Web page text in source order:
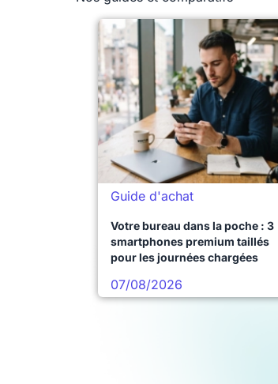
Guide d'achat
Votre bureau dans la poche : 3
smartphones premium taillés
pour les journées chargées
07/08/2026